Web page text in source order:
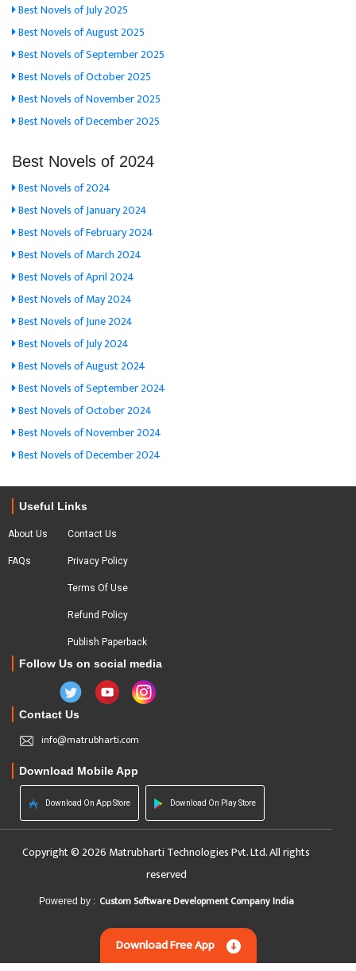
Best Novels of July 2025
Best Novels of August 2025
Best Novels of September 2025
Best Novels of October 2025
Best Novels of November 2025
Best Novels of December 2025
Best Novels of 2024
Best Novels of 2024
Best Novels of January 2024
Best Novels of February 2024
Best Novels of March 2024
Best Novels of April 2024
Best Novels of May 2024
Best Novels of June 2024
Best Novels of July 2024
Best Novels of August 2024
Best Novels of September 2024
Best Novels of October 2024
Best Novels of November 2024
Best Novels of December 2024
Useful Links
About Us
FAQs
Contact Us
Privacy Policy
Terms Of Use
Refund Policy
Publish Paperback
Follow Us on social media
Contact Us
info@matrubharti.com
Download Mobile App
Download On App Store Download On Play Store
Copyright © 2026 Matrubharti Technologies Pvt. Ltd. All rights
reserved
Powered by : Custom Software Development Company India
Download Free App